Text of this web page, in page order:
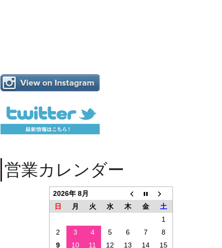
営業カレンダー
2026年 8月
日
月 火 水 木 金
土
1
2
3 4 5 6 7
8
9
10 11 12 13 14 15